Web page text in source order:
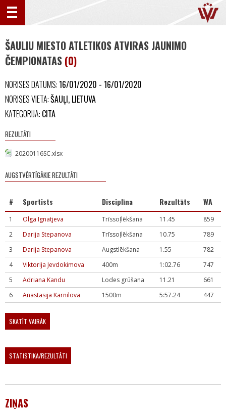
ŠAULIU MIESTO ATLETIKOS ATVIRAS JAUNIMO
ČEMPIONATAS (0)
NORISES DATUMS:16/01/2020 - 16/01/2020
NORISES VIETA:ŠAUĻI, LIETUVA
KATEGORIJA: CITA
REZULTĀTI
20200116SC.xlsx
AUGSTVĒRTĪGĀKIE REZULTĀTI
# Sportists Disciplīna Rezultāts WA
1 Olga Ignatjeva Trīssoļlēkšana 11.45
859
2
Darija Stepanova Trīssoļlēkšana 10.75
789
3
Darija Stepanova Augstlēkšana 1.55
782
4
Viktorija Jevdokimova 400m 1:02.76
747
5
Adriana Kandu Lodes grūšana 11.21
661
6
Anastasija Karnilova 1500m 5:57.24 447
SKATĪT VAIRĀK
STATISTIKA/REZULTĀTI
ZIŅAS